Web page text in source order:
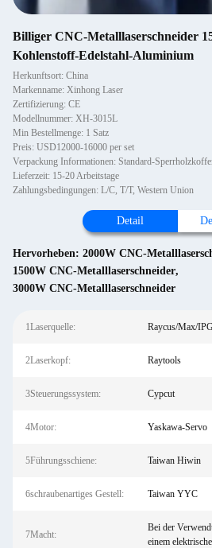
Billiger CNC-Metalllaserschneider
Kohlenstoff-Edelstahl-Aluminium
Herkunftsort: China
Markenname: Xinhong Laser
Zertifizierung: CE
Modellnummer: XH-3015L
Min Bestellmenge: 1 Satz
Preis: USD12000-16000 per set
Verpackung Informationen: Standard-
Lieferzeit: 15-20 Arbeitstage
Zahlungsbedingungen: L/C, T/T, Western Union
Detail
Hervorheben: 2000W CNC-
1500W CNC-Metalllaserschneider,
3000W CNC-Metalllaserschneider
1Laserquelle: Raycus/Max/
2Laserkopf: Raytools
3Steuerungssystem: Cypcut
4Motor: Yaskawa-Servo
5Führungsschiene: Taiwan Hiwin
6schraubenartiges Gestell: Taiwan YYC
7Macht:
Bei der
einem